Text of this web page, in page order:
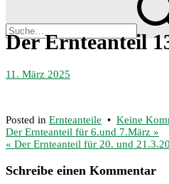
Der Ernteanteil
11. März 2025
Posted in Ernteanteile • Keine
Beitragsnavigation
Der Ernteanteil für 6.und 7.März »
« Der Ernteanteil für 20. und
Schreibe einen Kommentar